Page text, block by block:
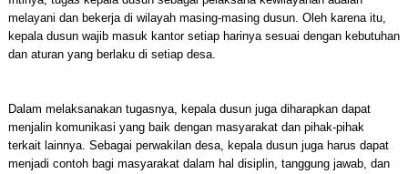
melayani dan bekerja di wilayah masing-masing dusun. Oleh karena itu,
kepala dusun wajib masuk kantor setiap harinya sesuai dengan kebutuhan
dan aturan yang berlaku di setiap desa.
Dalam melaksanakan tugasnya, kepala dusun juga diharapkan dapat
menjalin komunikasi yang baik dengan masyarakat dan pihak-pihak
terkait lainnya. Sebagai perwakilan desa, kepala dusun juga harus dapat
menjadi contoh bagi masyarakat dalam hal disiplin, tanggung jawab, dan